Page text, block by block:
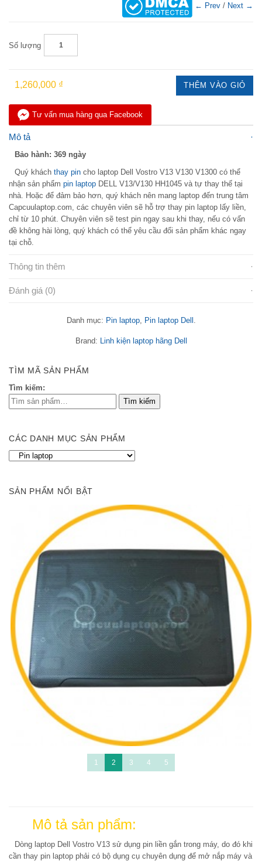
← Prev / Next →
Số lượng
1,260,000 ₫ THÊM VÀO GIỎ
Tư vấn mua hàng qua Facebook
Mô tả
Bảo hành: 369 ngày
Quý khách thay pin cho laptop Dell Vostro V13 V130 V1300 có thể
nhận sản phẩm pin laptop DELL V13/V130 HH1045 và tự thay thế tại
nhà. Hoặc để đảm bảo hơn, quý khách nên mang laptop đến trung tâm
Capcuulaptop.com, các chuyên viên sẽ hỗ trợ thay pin laptop lấy liền,
chỉ từ 10 phút. Chuyên viên sẽ test pin ngay sau khi thay, nếu có vấn
đề không hài lòng, quý khách có thể yêu cầu đổi sản phẩm khác ngay
tại chỗ.
Thông tin thêm
Đánh giá (0)
Danh mục: Pin laptop, Pin laptop Dell
Brand: Linh kiện laptop hãng Dell
TÌM MÃ SẢN PHẨM
Tìm kiếm:
CÁC DANH MỤC SẢN PHẨM
SẢN PHẨM NỔI BẬT
1 2 3 4 5
Mô tả sản phẩm:
Dòng laptop Dell Vostro V13 sử dụng pin liền gắn trong máy, do đó khi
cần thay pin laptop phải có bộ dụng cụ chuyên dụng để mở nắp máy và